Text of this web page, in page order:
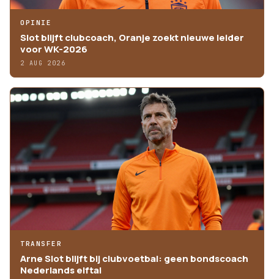
OPINIE
Slot blijft clubcoach, Oranje zoekt nieuwe leider
voor WK-2026
2 AUG 2026
TRANSFER
Arne Slot blijft bij clubvoetbal: geen bondscoach
Nederlands elftal